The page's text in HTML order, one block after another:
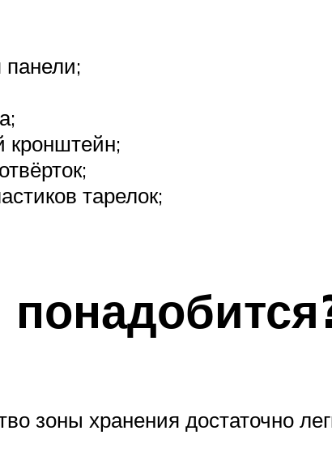
кронштейн;
тарелок;
зоны хранения достаточно